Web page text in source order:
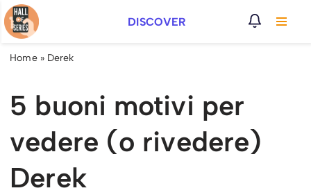
Vai
al
DISCOVER
Home» Derek
5 buoni motivi per
vedere (o rivedere)
Derek